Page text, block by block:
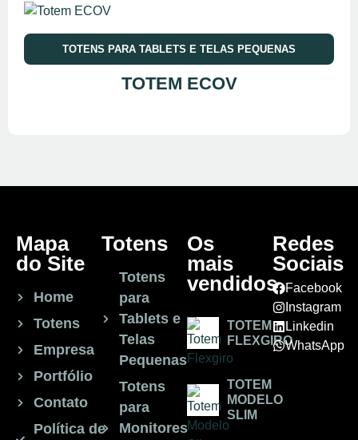
TOTENS PARA TABLETS E TELAS PEQUENAS
TOTEM ECOV
Mapa
do Site
Home
Totens
Empresa
Portfólio
Contato
Política de
Totens
Totens
para
Tablets e
Telas
Pequenas
Totens
para
Monitores
Os
mais
vendidos
TOTEM
FLEXGIRO
TOTEM
MODELO
SLIM
Redes
Sociais
Facebook
Instagram
Linkedin
WhatsApp